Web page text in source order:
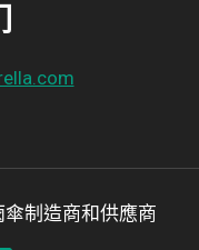
制造商和供應商